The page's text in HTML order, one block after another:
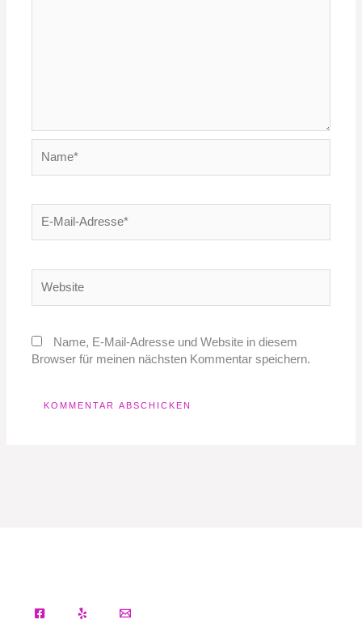
Mail-
Name, E-Mail-Adresse und Website in diesem
Browser für meinen nächsten Kommentar speichern.